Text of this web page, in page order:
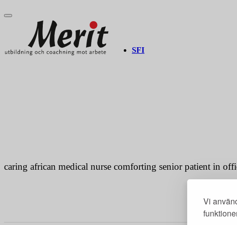
Vi
Fronter
Registrera CV
SFI
caring african medical nurse comforting senior patient in